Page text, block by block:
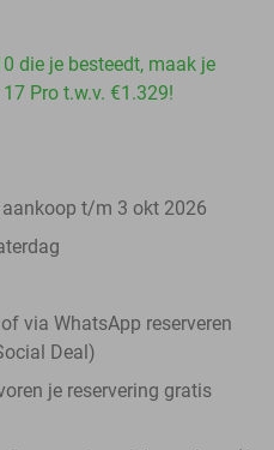
die je besteedt, maak je
Pro t.w.v. €1.329!
t/m 3 okt 2026
via WhatsApp reserveren
Deal)
je reservering gratis